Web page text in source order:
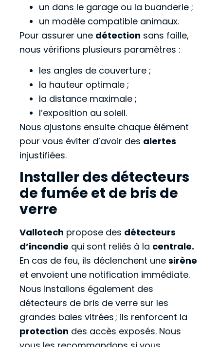
un dans le garage ou la buanderie ;
un modèle compatible animaux.
Pour assurer une détection sans faille,
nous vérifions plusieurs paramètres :
les angles de couverture ;
la hauteur optimale ;
la distance maximale ;
l’exposition au soleil.
Nous ajustons ensuite chaque élément
pour vous éviter d’avoir des alertes
injustifiées.
Installer des détecteurs
de fumée et de bris de
verre
Vallotech propose des détecteurs
d’incendie qui sont reliés à la centrale.
En cas de feu, ils déclenchent une sirène
et envoient une notification immédiate.
Nous installons également des
détecteurs de bris de verre sur les
grandes baies vitrées ; ils renforcent la
protection des accès exposés. Nous